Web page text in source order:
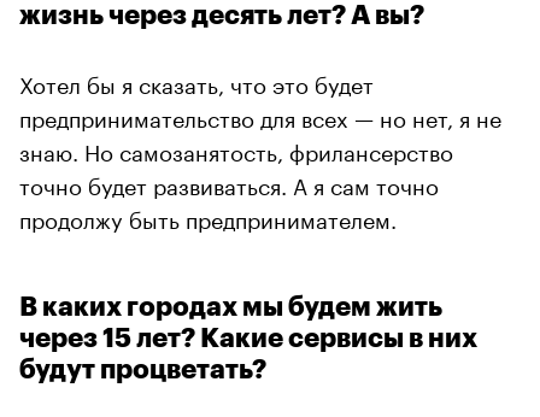
жизнь через десять лет? А вы?
Хотел бы я сказать, что это будет
предпринимательство для всех — но нет, я не
знаю. Но самозанятость, фрилансерство
точно будет развиваться. А я сам точно
продолжу быть предпринимателем.
В каких городах мы будем жить
через 15 лет? Какие сервисы в них
будут процветать?